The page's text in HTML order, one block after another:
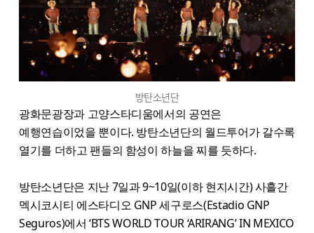
방탄소년단
광화문광장과 고양스타디움에서의 공연은
예행연습이었을 뿐이다. 방탄소년단의 월드투어가 갈수록
열기를 더하고 팬들의 함성이 하늘을 찌를 듯하다.
방탄소년단은 지난 7일과 9~10일(이하 현지시간) 사흘간
멕시코시티 에스타디오 GNP 세구로스(Estadio GNP
Seguros)에서 ‘BTS WORLD TOUR ‘ARIRANG’ IN MEXICO